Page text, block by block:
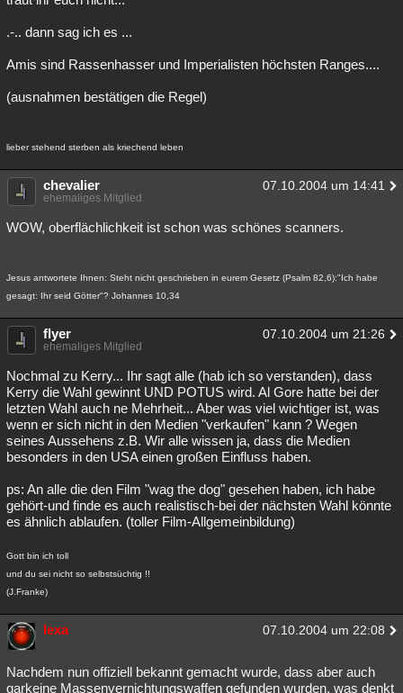
.-.. dann sag ich es ...
Amis sind Rassenhasser und Imperialisten höchsten Ranges....
(ausnahmen bestätigen die Regel)
lieber stehend sterben als kriechend leben
chevalier 07.10.2004 um 14:41
ehemaliges Mitglied
WOW, oberflächlichkeit ist schon was schönes scanners.
Jesus antwortete Ihnen: Steht nicht geschrieben in eurem Gesetz (Psalm 82,6):"Ich habe
gesagt: Ihr seid Götter"? Johannes 10,34
flyer 07.10.2004 um 21:26
ehemaliges Mitglied
Nochmal zu Kerry... Ihr sagt alle (hab ich so verstanden), dass
Kerry die Wahl gewinnt UND POTUS wird. Al Gore hatte bei der
letzten Wahl auch ne Mehrheit... Aber was viel wichtiger ist, was
wenn er sich nicht in den Medien "verkaufen" kann ? Wegen
seines Aussehens z.B. Wir alle wissen ja, dass die Medien
besonders in den USA einen großen Einfluss haben.
ps: An alle die den Film "wag the dog" gesehen haben, ich habe
gehört-und finde es auch realistisch-bei der nächsten Wahl könnte
es ähnlich ablaufen. (toller Film-Allgemeinbildung)
Gott bin ich toll
und du sei nicht so selbstsüchtig !!
(J.Franke)
lexa 07.10.2004 um 22:08
Nachdem nun offiziell bekannt gemacht wurde, dass aber auch
garkeine Massenvernichtungswaffen gefunden wurden, was denkt